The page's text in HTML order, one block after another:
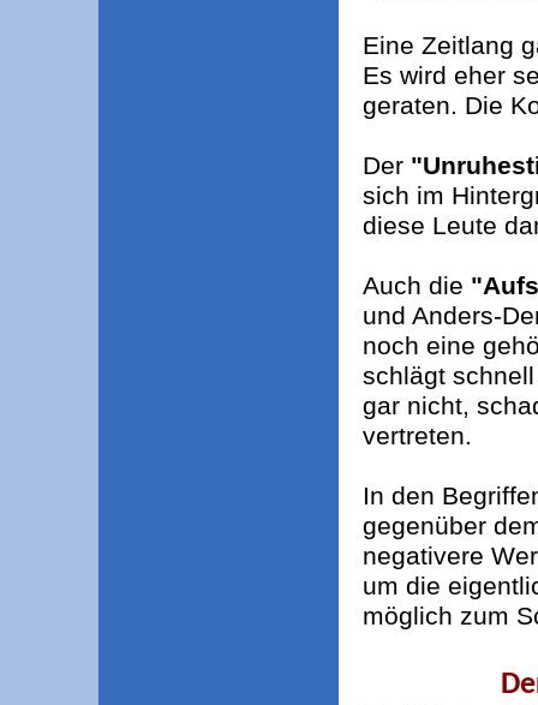
Eine Zeitlang
Es wird eher
geraten. Die
Der
sich im
diese Leute
Auch die
und Anders-
noch eine
schlägt
gar nicht,
vertreten.
In den
gegenüber
negativere
um die
möglich zum